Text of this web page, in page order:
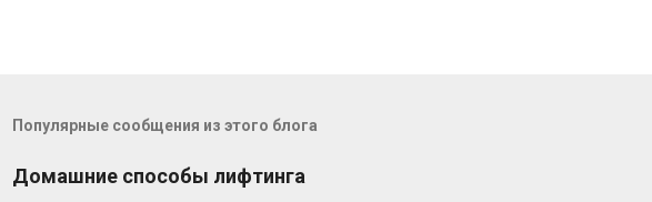
Популярные сообщения из этого блога
Домашние способы лифтинга